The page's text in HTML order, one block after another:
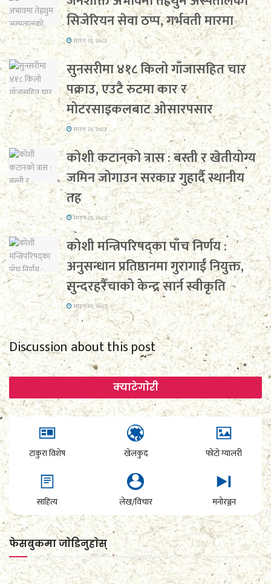
सिजेरियन सेवा ठप्प, गर्भवती मारमा
साउन २३, २०८३
सुनसरीमा ४१८ किलो गाँजासहित चार
पक्राउ, एउटै रुटमा कार र
मोटरसाइकलबाट ओसारपसार
साउन २३, २०८३
कोशी कटानको त्रास : बस्ती र खेतीयोग्य
जमिन जोगाउन सरकार गुहार्दै स्थानीय
तह
साउन २३, २०८३
कोशी मन्त्रिपरिषद्का पाँच निर्णय :
अनुसन्धान प्रतिष्ठानमा गुरागाईं नियुक्त,
सुन्दरहरैँचाको केन्द्र सार्न स्वीकृति
साउन २२, २०८३
Discussion about this post
क्याटेगाेरी
टाकुरा विशेष खेलकुद फोटो ग्यालरी
साहित्य लेख/विचार मनोरञ्जन
फेसबुकमा जाेडिनुहाेस्